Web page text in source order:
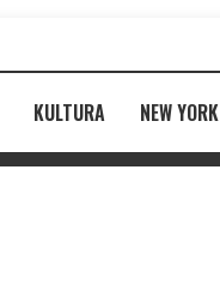
KULTURA NEW YORK